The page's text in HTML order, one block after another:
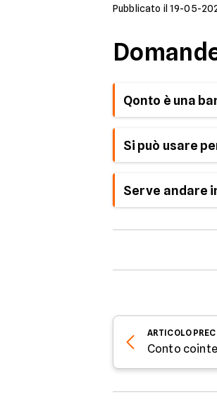
Pubblicato il 19-05-
Qonto è una
Si può usare
Serve andare
No, la gestione
ARTICOLO